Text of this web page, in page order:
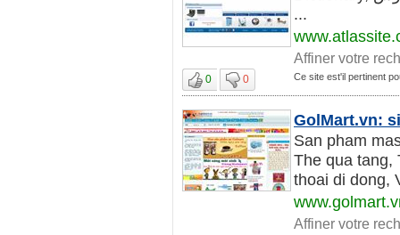
...
Affiner votre
0 0 Ce site est'il pertinent
GolMart.vn:
San pham
The qua tang,
thoai di dong,
Affiner votre